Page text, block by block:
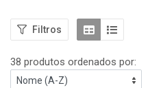
Filtros
38 produtos ordenados por: